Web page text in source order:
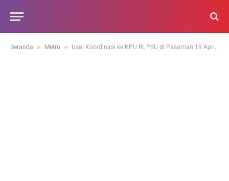
Beranda » Metro » Usai Koordinasi ke KPU RI, PSU di Pasaman 19 April 2025